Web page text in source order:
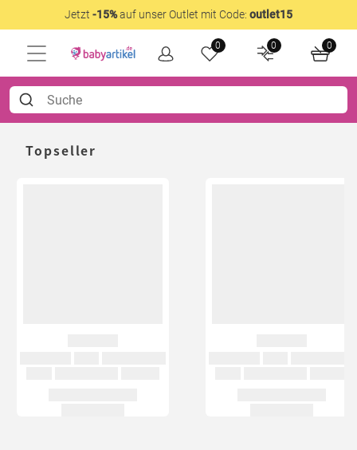
Jetzt -15%auf unser Outlet mit Code: outlet15
0 0 0
Topseller